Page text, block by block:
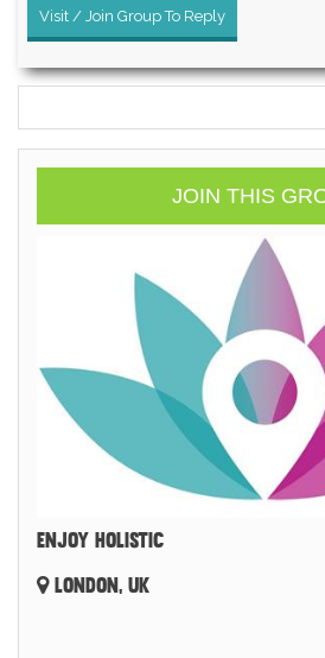
Visit / Join Group To Reply
JOIN THIS
ENJOY HOLISTIC
LONDON, UK